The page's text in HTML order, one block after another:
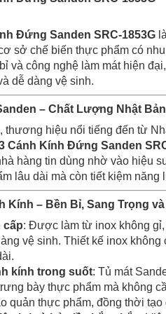
Đứng Sanden SRC-1853G
sở chế biến thực phẩm có
và công nghệ làm mát hiện
dễ dàng vệ sinh.
– Chất Lượng Nhật
, thương hiệu nổi tiếng đến từ
Cánh Kính Đứng Sanden
hàng tin dùng nhờ vào hiệu
lâu dài mà còn tiết kiệm
Kính – Bền Bỉ, Sang Trọng
cấp: Được làm từ inox không gỉ,
vệ sinh. Thiết kế inox
kính trong suốt: Tủ mát
bày thực phẩm mà không
quản thực phẩm, đồng thời